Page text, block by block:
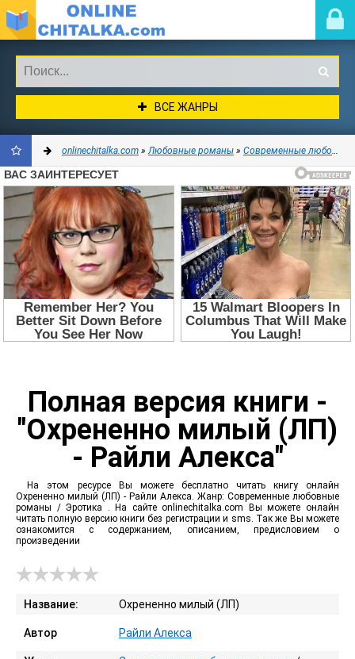
ВСЕ ЖАНРЫ
ДОБАВИТЬ
В
ЗАКЛАДКИ
onlinechitalka.com »Любовные романы » Современные любовные романы
Полная версия книги -
"Охрененно милый (ЛП)
- Райли Алекса"
На этом ресурсе Вы можете бесплатно читать книгу онлайн
Охрененно милый (ЛП) - Райли Алекса. Жанр: Современные любовные
романы / Эротика . На сайте onlinechitalka.com Вы можете онлайн
читать полную версию книги без регистрации и sms. Так же Вы можете
ознакомится с содержанием, описанием, предисловием о
произведении
Название: Охрененно милый (ЛП)
Автор Райли Алекса